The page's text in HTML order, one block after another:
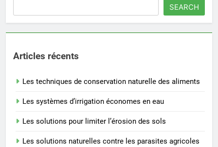
SEARCH
Articles récents
Les techniques de conservation naturelle des aliments
Les systèmes d’irrigation économes en eau
Les solutions pour limiter l’érosion des sols
Les solutions naturelles contre les parasites agricoles